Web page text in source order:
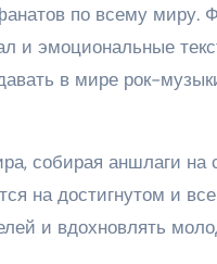
по всему миру.
и эмоциональные
в мире рок-
собирая аншлаги на
на достигнутом и
и вдохновлять